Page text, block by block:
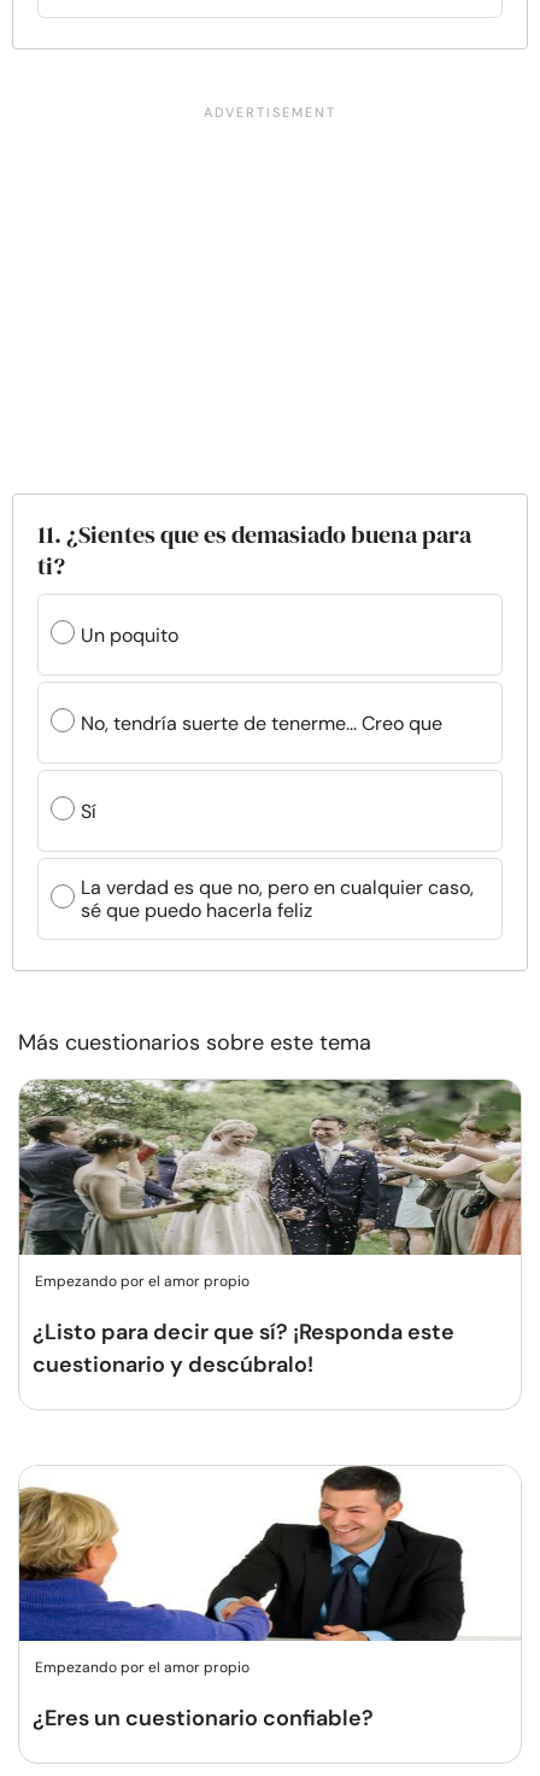
11. ¿Sientes que es demasiado buena para
ti?
Un poquito
No, tendría suerte de tenerme... Creo que
Sí
La verdad es que no, pero en cualquier caso,
sé que puedo hacerla feliz
Más cuestionarios sobre este tema
Empezando por el amor propio
¿Listo para decir que sí? ¡Responda este
cuestionario y descúbralo!
Empezando por el amor propio
¿Eres un cuestionario confiable?